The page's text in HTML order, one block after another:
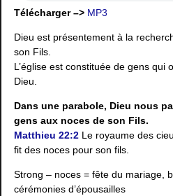
Télécharger –> MP3
Dieu est présentement à la
son Fils.
L’église est constituée de gens qui
Dieu.
Dans une parabole, Dieu nous
gens aux noces de son Fils.
Matthieu 22:2 Le royaume des
fit des noces pour son fils.
Strong – noces = fête du mariage,
cérémonies d’épousailles